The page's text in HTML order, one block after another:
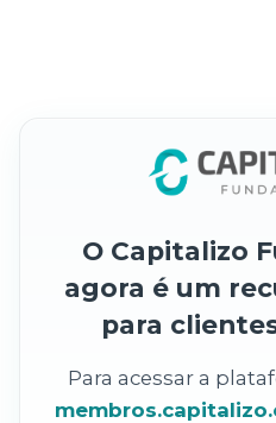
O Capitalizo
agora é um
para
Para acessar a